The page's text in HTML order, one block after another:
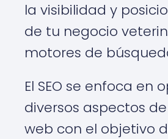
la visibilidad y
de tu negocio
motores de
El SEO se enfoca en
diversos aspectos
web con el objetivo